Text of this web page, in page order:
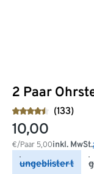
2 Paar
(133)
10,00
€/Paar 5,00inkl. MwSt.
ungeblistert